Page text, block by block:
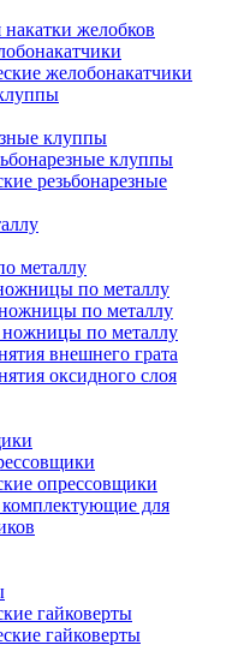
желобков
желобонакатчики
клуппы
клуппы
резьбонарезные
металлу
по металлу
по металлу
по металлу
внешнего грата
оксидного слоя
опрессовщики
комплектующие для
гайковерты
гайковерты